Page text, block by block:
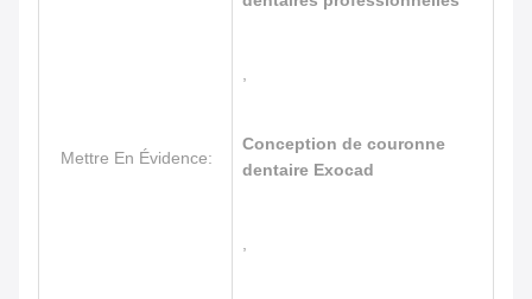
Mettre En Évidence:
Conception de couronne
dentaire Exocad